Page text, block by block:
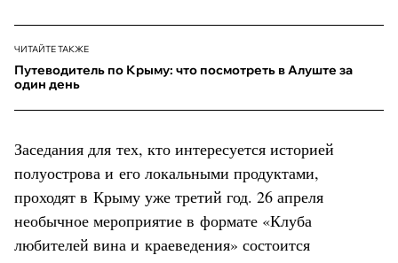
ЧИТАЙТЕ ТАКЖЕ
Путеводитель по Крыму: что посмотреть в Алуште за
один день
Заседания для тех, кто интересуется историей
полуострова и его локальными продуктами,
проходят в Крыму уже третий год. 26 апреля
необычное мероприятие в формате «Клуба
любителей вина и краеведения» состоится